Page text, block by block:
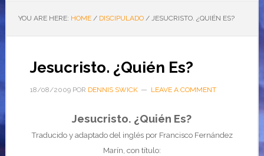
YOU ARE HERE: HOME / DISCIPULADO /JESUCRISTO. ¿QUIÉN ES?
Jesucristo. ¿Quién Es?
18/08/2009POR DENNIS SWICK LEAVE A COMMENT
Jesucristo. ¿Quién Es?
Traducido y adaptado del inglés por Francisco Fernández
Marín, con título: